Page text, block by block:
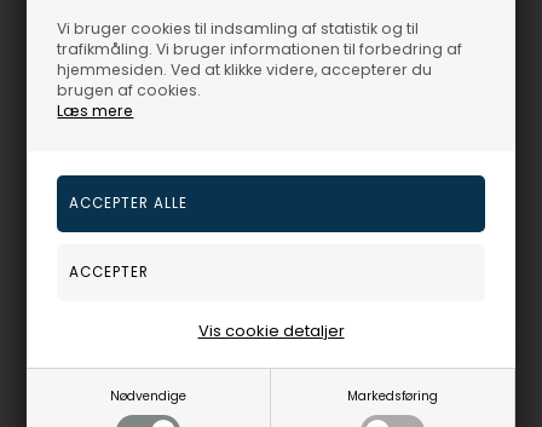
Vi bruger cookies til indsamling af statistik og til
trafikmåling. Vi bruger informationen til forbedring af
hjemmesiden. Ved at klikke videre, accepterer du
brugen af cookies.
Læs mere
Nødvendige Markedsføring
Vis cookie detaljer
14 karat håndlavet guld Bismark armbånd - flere bredder og længder
BNH
5.022,00
894Armbånd
BNH
BGH14halskæde